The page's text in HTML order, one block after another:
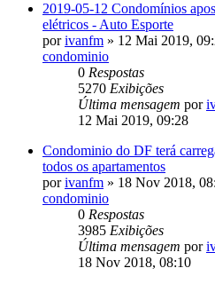
2019-05-12 Condomínios
elétricos - Auto Esporte
porivanfm » 12 Mai 2019,
condominio
0 Respostas
5270 Exibições
Última mensagem por
12 Mai 2019, 09:28
Condominio do DF terá
todos os apartamentos
porivanfm » 18 Nov 2018,
condominio
0 Respostas
3985 Exibições
Última mensagem por
18 Nov 2018, 08:10